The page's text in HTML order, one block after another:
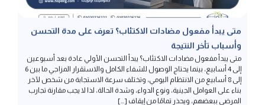
وأسباب تأخر النتيجة
متى يبدأ مفعول مضادات الاكتئاب؟ يبدأ التحسن الأولي عادة بعد أسبوعين
إلى 8 أسابيع من الانتظام اليومي، وتختلف سرعة الاستجابة من شخص لآخر
بناء على العوامل الجينية، ونوع الدواء، وشدة الحالة، لذا لا يجب مقارنة تجارب
المرضى ببعضهم، ويحذر تمامًا من إيقاف […]
إقرأ المزيد